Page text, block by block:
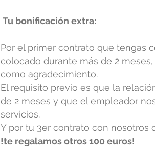
Tu bonificación extra:
Por el primer contrato que tengas
colocado durante más de 2
como agradecimiento.
El requisito previo es que la
de 2 meses y que el empleador
servicios.
Y por tu 3er contrato con nosotros
!te regalamos otros 100 euros!